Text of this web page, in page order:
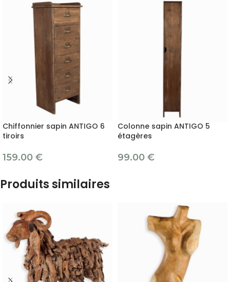
Chiffonnier sapin ANTIGO 6
tiroirs
159.00 €
Colonne sapin ANTIGO 5
étagères
99.00 €
Produits similaires